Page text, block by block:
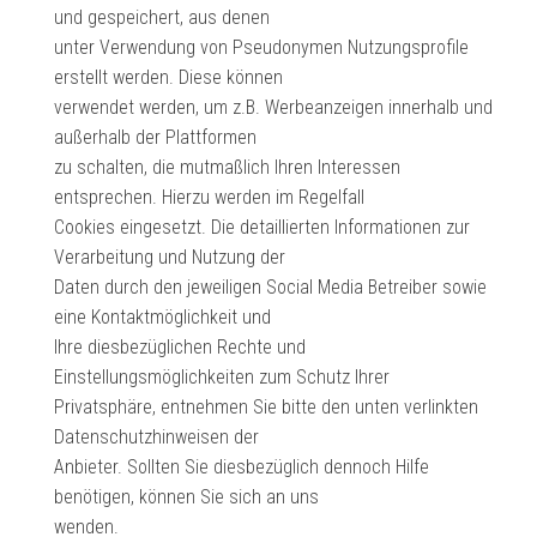
und gespeichert, aus denen
unter Verwendung von Pseudonymen Nutzungsprofile
erstellt werden. Diese können
verwendet werden, um z.B. Werbeanzeigen innerhalb und
außerhalb der Plattformen
zu schalten, die mutmaßlich Ihren Interessen
entsprechen. Hierzu werden im Regelfall
Cookies eingesetzt. Die detaillierten Informationen zur
Verarbeitung und Nutzung der
Daten durch den jeweiligen Social Media Betreiber sowie
eine Kontaktmöglichkeit und
Ihre diesbezüglichen Rechte und
Einstellungsmöglichkeiten zum Schutz Ihrer
Privatsphäre, entnehmen Sie bitte den unten verlinkten
Datenschutzhinweisen der
Anbieter. Sollten Sie diesbezüglich dennoch Hilfe
benötigen, können Sie sich an uns
wenden.